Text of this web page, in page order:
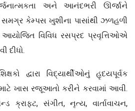
સર્જનાત્મકતા અને આનંદભરી ઊર્જાને
કેમ્પસ ખુશીના પાસાંથી ઝળહળી
આયોજિત વિવિધ રસપ્રદ પ્રવૃત્તિઓએ
દીધો.
દ્વારા વિદ્યાર્થીઓનું હૃદયપૂર્વક
ક્રાફ્ટ, સંગીત, નૃત્ય, વાર્તાવાચન,